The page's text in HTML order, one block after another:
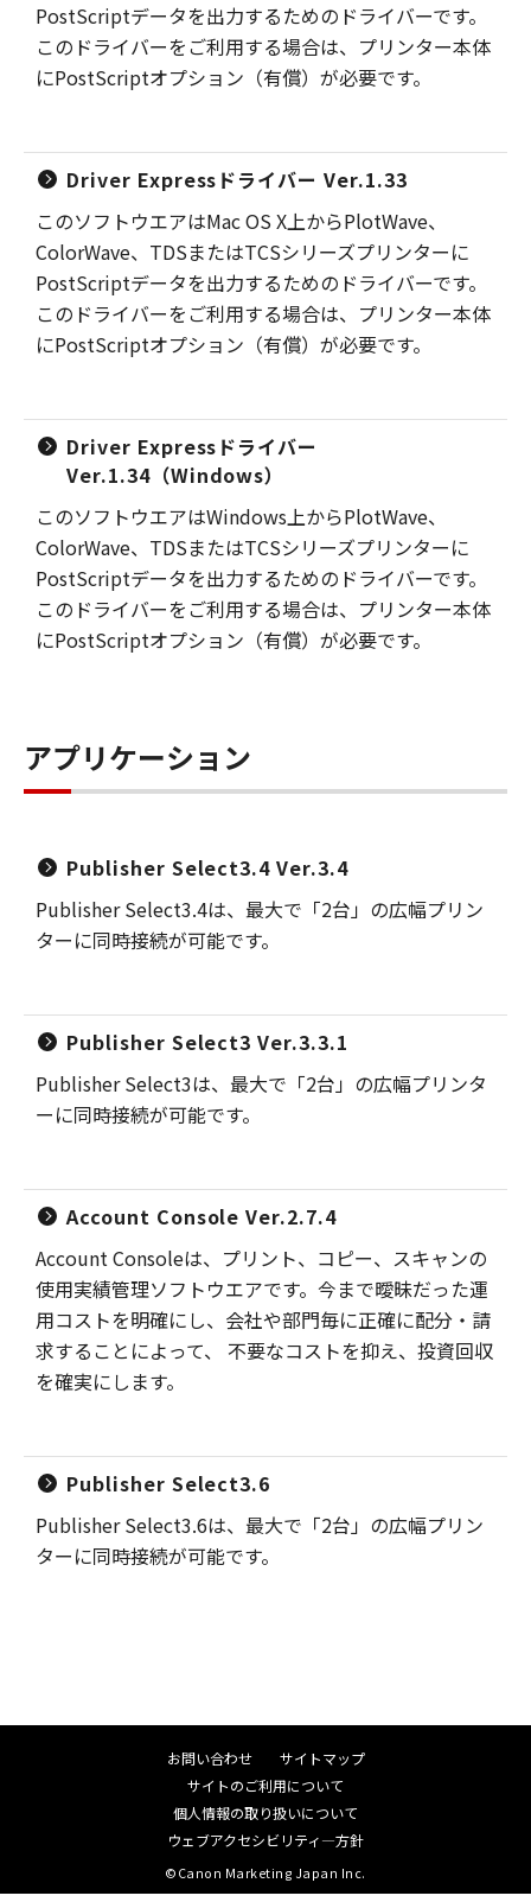
PostScriptデータを出力するためのドライバーです。
このドライバーをご利用する場合は、プリンター本体
にPostScriptオプション（有償）が必要です。
Driver Expressドライバー Ver.1.33
このソフトウエアはMac OS X上からPlotWave、
ColorWave、TDSまたはTCSシリーズプリンターに
PostScriptデータを出力するためのドライバーです。
このドライバーをご利用する場合は、プリンター本体
にPostScriptオプション（有償）が必要です。
Driver Expressドライバー
Ver.1.34（Windows）
このソフトウエアはWindows上からPlotWave、
ColorWave、TDSまたはTCSシリーズプリンターに
PostScriptデータを出力するためのドライバーです。
このドライバーをご利用する場合は、プリンター本体
にPostScriptオプション（有償）が必要です。
アプリケーション
Publisher Select3.4 Ver.3.4
Publisher Select3.4は、最大で「2台」の広幅プリン
ターに同時接続が可能です。
Publisher Select3 Ver.3.3.1
Publisher Select3は、最大で「2台」の広幅プリンタ
ーに同時接続が可能です。
Account Console Ver.2.7.4
Account Consoleは、プリント、コピー、スキャンの
使用実績管理ソフトウエアです。今まで曖昧だった運
用コストを明確にし、会社や部門毎に正確に配分・請
求することによって、 不要なコストを抑え、投資回収
を確実にします。
Publisher Select3.6
Publisher Select3.6は、最大で「2台」の広幅プリン
ターに同時接続が可能です。
お問い合わせ
サイトマップ
サイトのご利用について
個人情報の取り扱いについて
ウェブアクセシビリティ―方針
©Canon Marketing Japan Inc.